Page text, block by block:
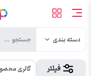
دسته بندی
فیلتر گالری